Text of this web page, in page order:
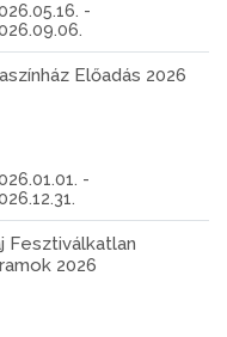
-
Előadás 2026
-
Fesztiválkatlan
2026